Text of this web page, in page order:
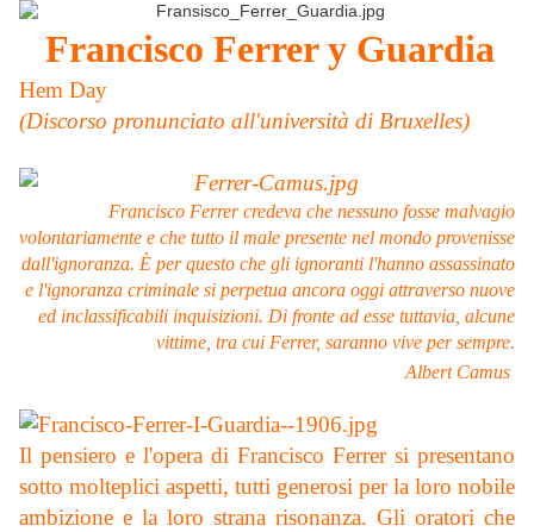
Francisco Ferrer y Guardia
Hem Day
(Discorso pronunciato all'università di Bruxelles)
Francisco Ferrer credeva che nessuno fosse malvagio
volontariamente e che tutto il male presente nel mondo provenisse
dall'ignoranza. È per questo che gli ignoranti l'hanno assassinato
e l'ignoranza criminale si perpetua ancora oggi attraverso nuove
ed inclassificabili inquisizioni. Di fronte ad esse tuttavia, alcune
vittime, tra cui Ferrer, saranno vive per sempre.
Albert Camus
Il pensiero e l'opera di Francisco Ferrer si presentano
sotto molteplici aspetti, tutti generosi per la loro nobile
ambizione e la loro strana risonanza. Gli oratori che